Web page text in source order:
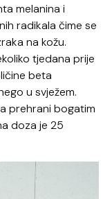
melanina i
radikala čime se
na kožu.
tjedana prije
beta
u svježem.
prehrani bogatim
doza je 25